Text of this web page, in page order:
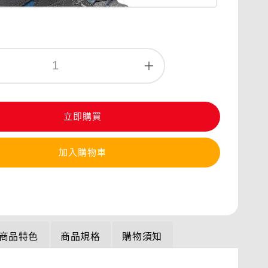
立即購買
加入購物車
商品特色 商品規格 購物須知